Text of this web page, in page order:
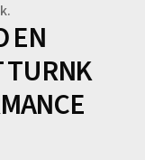
EN
TURNK